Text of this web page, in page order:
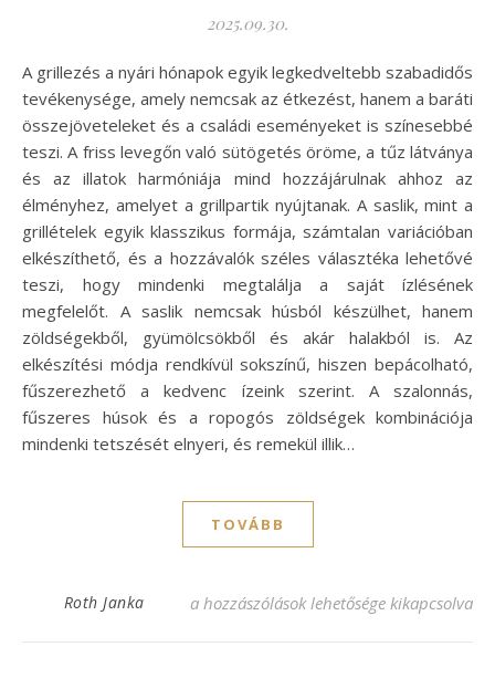
2025.09.30.
A grillezés a nyári hónapok egyik legkedveltebb szabadidős
tevékenysége, amely nemcsak az étkezést, hanem a baráti
összejöveteleket és a családi eseményeket is színesebbé
teszi. A friss levegőn való sütögetés öröme, a tűz látványa
és az illatok harmóniája mind hozzájárulnak ahhoz az
élményhez, amelyet a grillpartik nyújtanak. A saslik, mint a
grillételek egyik klasszikus formája, számtalan variációban
elkészíthető, és a hozzávalók széles választéka lehetővé
teszi, hogy mindenki megtalálja a saját ízlésének
megfelelőt. A saslik nemcsak húsból készülhet, hanem
zöldségekből, gyümölcsökből és akár halakból is. Az
elkészítési módja rendkívül sokszínű, hiszen bepácolható,
fűszerezhető a kedvenc ízeink szerint. A szalonnás,
fűszeres húsok és a ropogós zöldségek kombinációja
mindenki tetszését elnyeri, és remekül illik…
TOVÁBB
Roth Janka Ínycsiklandó saslik grill receptek –
a hozzászólások lehetősége kikapcsolva